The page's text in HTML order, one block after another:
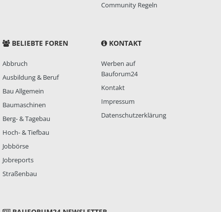
Community Regeln
BELIEBTE FOREN
Abbruch
Ausbildung & Beruf
Bau Allgemein
Baumaschinen
Berg- & Tagebau
Hoch- & Tiefbau
Jobbörse
Jobreports
Straßenbau
KONTAKT
Werben auf
Bauforum24
Kontakt
Impressum
Datenschutzerklärung